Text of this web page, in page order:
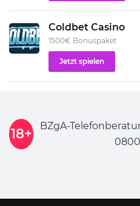
Coldbet Casino
1500€ Bonuspaket
Jetzt spielen
18+
BZgA-